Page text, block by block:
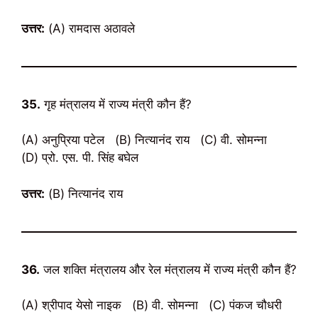
उत्तर: (A) रामदास अठावले
35. गृह मंत्रालय में राज्य मंत्री कौन हैं?
(A) अनुप्रिया पटेल (B) नित्यानंद राय (C) वी. सोमन्ना
(D) प्रो. एस. पी. सिंह बघेल
उत्तर: (B) नित्यानंद राय
36. जल शक्ति मंत्रालय और रेल मंत्रालय में राज्य मंत्री कौन हैं?
(A) श्रीपाद येसो नाइक (B) वी. सोमन्ना (C) पंकज चौधरी